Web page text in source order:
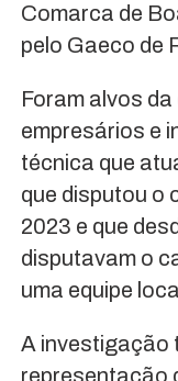
Comarca de
pelo Gaeco de
Foram alvos
empresários e
técnica que
que disputou o
2023 e que
disputavam o
uma equipe
A investigação
representação